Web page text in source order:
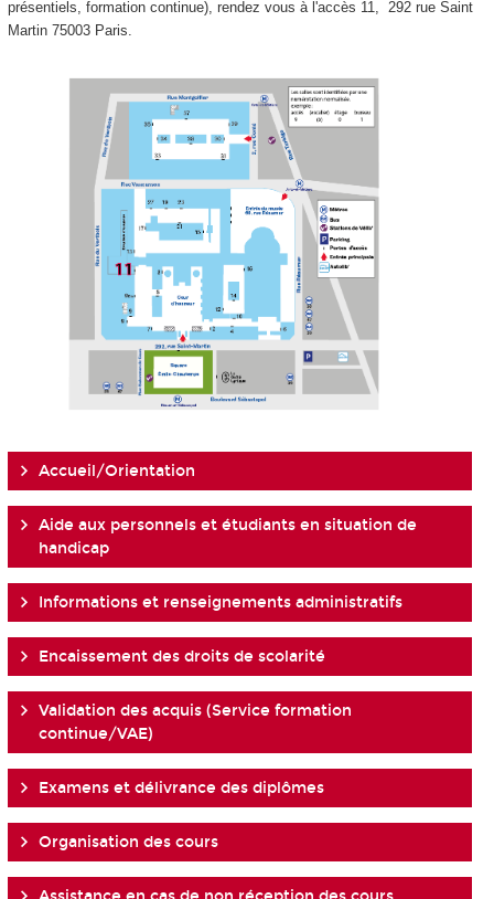
présentiels, formation continue), rendez vous à l'accès 11, 292 rue Saint
Martin 75003 Paris.
Accueil/Orientation
Aide aux personnels et étudiants en situation de
handicap
Informations et renseignements administratifs
Encaissement des droits de scolarité
Validation des acquis (Service formation
continue/VAE)
Examens et délivrance des diplômes
Organisation des cours